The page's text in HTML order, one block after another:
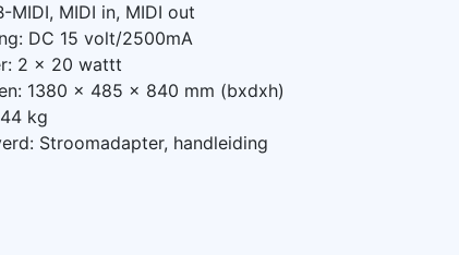
MIDI, MIDI in, MIDI out
DC 15 volt/2500mA
2 x 20 wattt
1380 x 485 x 840 mm (bxdxh)
kg
Stroomadapter, handleiding